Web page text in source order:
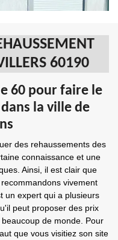
60190
60 pour faire le
la ville de
des rehaussements des
connaissance et une
Ainsi, il est clair que
vivement
un expert qui a plusieurs
peut proposer des prix
de monde. Pour
que vous visitiez son site